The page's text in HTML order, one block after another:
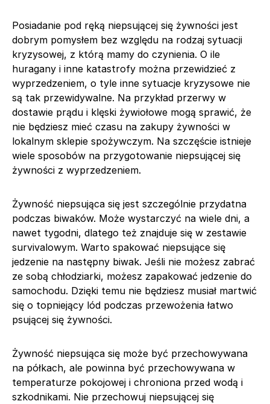
Posiadanie pod ręką niepsującej się żywności jest
dobrym pomysłem bez względu na rodzaj sytuacji
kryzysowej, z którą mamy do czynienia. O ile
huragany i inne katastrofy można przewidzieć z
wyprzedzeniem, o tyle inne sytuacje kryzysowe nie
są tak przewidywalne. Na przykład przerwy w
dostawie prądu i klęski żywiołowe mogą sprawić, że
nie będziesz mieć czasu na zakupy żywności w
lokalnym sklepie spożywczym. Na szczęście istnieje
wiele sposobów na przygotowanie niepsującej się
żywności z wyprzedzeniem.
Żywność niepsująca się jest szczególnie przydatna
podczas biwaków. Może wystarczyć na wiele dni, a
nawet tygodni, dlatego też znajduje się w zestawie
survivalowym. Warto spakować niepsujące się
jedzenie na następny biwak. Jeśli nie możesz zabrać
ze sobą chłodziarki, możesz zapakować jedzenie do
samochodu. Dzięki temu nie będziesz musiał martwić
się o topniejący lód podczas przewożenia łatwo
psującej się żywności.
Żywność niepsująca się może być przechowywana
na półkach, ale powinna być przechowywana w
temperaturze pokojowej i chroniona przed wodą i
szkodnikami. Nie przechowuj niepsującej się